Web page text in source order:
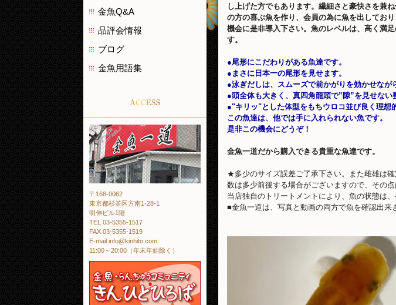
し上げた方でもあります。繊細さと豪快さを兼
の方の喜ぶ魚を作り、会員の為に魚を出してお
機会に是非導入下さい。 魚のレベルは、高く満
す。
●尾形にこだわりがある魚達です。
●まさに日本一の尾形を見せます。
●泳ぎだしは、スムーズで前かがりを効かせなが
●頭全体も大きく、真四角龍頭で”隙”を見せない
●"キリッ"とした体型をもちウロコ並び良く理想
この魚達は、他では手に入れられない魚です。
是非この機会にどうぞ！
金魚一道だから購入できる貴重な魚達です。
★多少のサイズ誤差ご了承下さい。また雌雄は確
数は多少前後する場合がございますので、その点
当店独自のトリートメントにより、魚の状態は
■金魚一道は、写真と動画の両方で魚を確認出来
金魚Q&A
品評会情報
ブログ
金魚用語集
ACCESS
金魚一道
〒168-0062
東京都杉並区方南1-28-1
明伸ビル1階
TEL 03-5355-1517
FAX 03-5355-1519
E-mail info@kinhito.com
11:00～20:00（年末年始除く）
金魚・らんちゅうコミュニティ きんひとひろば